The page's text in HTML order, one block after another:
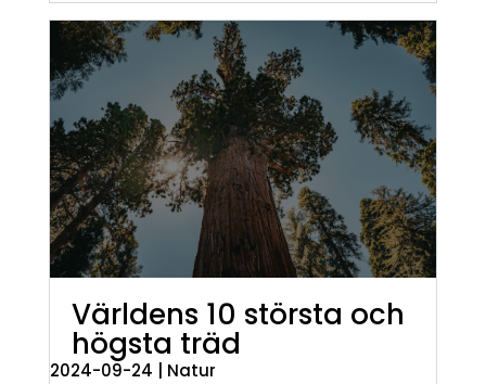
Världens 10 största och
högsta träd
2024-09-24 Natur